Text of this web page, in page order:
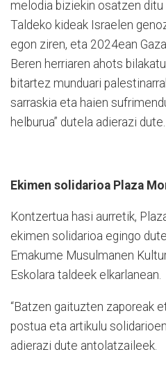
melodia biziekin osatzen
Taldeko kideak Israelen
egon ziren, eta 2024ean
Beren herriaren ahots
bitartez munduari
sarraskia eta haien
helburua” dutela adierazi dute.
Ekimen solidarioa Plaza
Kontzertua hasi aurretik,
ekimen solidarioa egingo
Emakume Musulmanen
Eskolara taldeek elkarlanean.
“Batzen gaituzten zaporeak
postua eta artikulu
adierazi dute antolatzaileek.